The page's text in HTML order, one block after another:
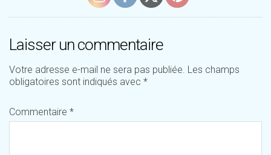
Laisser un commentaire
Votre adresse e-mail ne sera pas publiée. Les champs
obligatoires sont indiqués avec *
Commentaire *